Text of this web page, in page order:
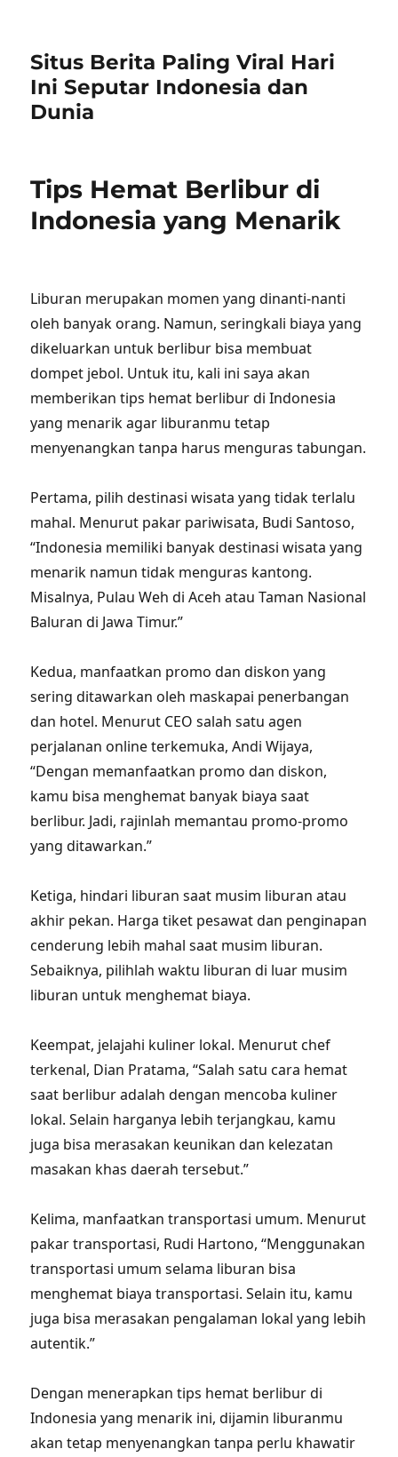
Situs Berita Paling Viral Hari
Ini Seputar Indonesia dan
Dunia
Tips Hemat Berlibur di
Indonesia yang Menarik
Liburan merupakan momen yang dinanti-nanti
oleh banyak orang. Namun, seringkali biaya yang
dikeluarkan untuk berlibur bisa membuat
dompet jebol. Untuk itu, kali ini saya akan
memberikan tips hemat berlibur di Indonesia
yang menarik agar liburanmu tetap
menyenangkan tanpa harus menguras tabungan.
Pertama, pilih destinasi wisata yang tidak terlalu
mahal. Menurut pakar pariwisata, Budi Santoso,
“Indonesia memiliki banyak destinasi wisata yang
menarik namun tidak menguras kantong.
Misalnya, Pulau Weh di Aceh atau Taman Nasional
Baluran di Jawa Timur.”
Kedua, manfaatkan promo dan diskon yang
sering ditawarkan oleh maskapai penerbangan
dan hotel. Menurut CEO salah satu agen
perjalanan online terkemuka, Andi Wijaya,
“Dengan memanfaatkan promo dan diskon,
kamu bisa menghemat banyak biaya saat
berlibur. Jadi, rajinlah memantau promo-promo
yang ditawarkan.”
Ketiga, hindari liburan saat musim liburan atau
akhir pekan. Harga tiket pesawat dan penginapan
cenderung lebih mahal saat musim liburan.
Sebaiknya, pilihlah waktu liburan di luar musim
liburan untuk menghemat biaya.
Keempat, jelajahi kuliner lokal. Menurut chef
terkenal, Dian Pratama, “Salah satu cara hemat
saat berlibur adalah dengan mencoba kuliner
lokal. Selain harganya lebih terjangkau, kamu
juga bisa merasakan keunikan dan kelezatan
masakan khas daerah tersebut.”
Kelima, manfaatkan transportasi umum. Menurut
pakar transportasi, Rudi Hartono, “Menggunakan
transportasi umum selama liburan bisa
menghemat biaya transportasi. Selain itu, kamu
juga bisa merasakan pengalaman lokal yang lebih
autentik.”
Dengan menerapkan tips hemat berlibur di
Indonesia yang menarik ini, dijamin liburanmu
akan tetap menyenangkan tanpa perlu khawatir